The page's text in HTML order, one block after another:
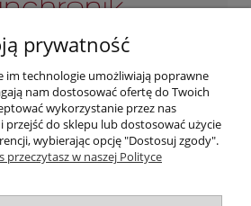
Odwiedź nas osobicie pod adresem:
2B/3, 35-309 Rzeszów
do piątku od 10:00 do 18:00 soboty:
09:00 do 13:00
Moje konto
prywatność
im technologie umożliwiają poprawne
nam dostosować ofertę do Twoich
wykorzystanie przez nas
do sklepu lub dostosować użycie
wybierając opcję "Dostosuj zgody".
przeczytasz w naszej Polityce